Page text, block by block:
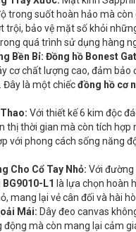
trong suốt hoàn hảo mà còn
trội, bảo vệ mặt số khỏi
quá trình sử dụng hàng
Bền Bỉ: Đồng hồ Bonest
cơ chất lượng cao, đảm bảo
Đây là một chiếcđồng hồ cơ
Với thiết kế 6 kim độc
thị thời gian mà còn tích hợp
với phong cách sống năng
Cho Cổ Tay Nhỏ: Với
L1 là lựa chọn hoàn
mang lại vẻ cân đối và hài
Mái: Dây đeo canvas
động mà còn mang lại cảm